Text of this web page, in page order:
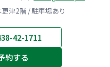
津2階 / 駐車場あり
42-1711
約する